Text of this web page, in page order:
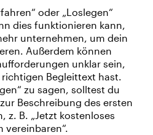
oder „Loslegen“
dies funktionieren kann,
unternehmen, um dein
Außerdem können
unklar sein,
Begleittext hast.
zu sagen, solltest du
Beschreibung des ersten
z. B. „Jetzt kostenloses
vereinbaren“.